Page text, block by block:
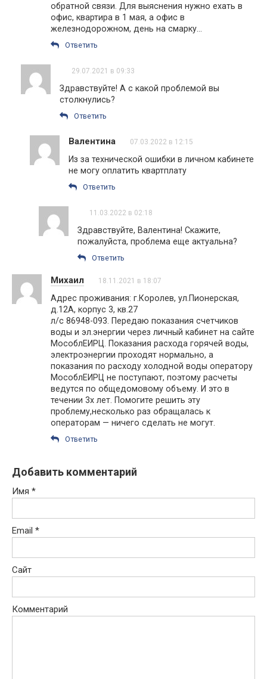
обратной связи. Для выяснения нужно ехать в
офис, квартира в 1 мая, а офис в
железнодорожном, день на смарку…
Ответить
29.07.2021 в 09:33
Здравствуйте! А с какой проблемой вы
столкнулись?
Ответить
Валентина 07.03.2022 в 12:15
Из за технической ошибки в личном кабинете
не могу оплатить квартплату
Ответить
11.03.2022 в 02:18
Здравствуйте, Валентина! Скажите,
пожалуйста, проблема еще актуальна?
Ответить
Михаил 18.11.2021 в 18:07
Адрес проживания: г.Королев, ул.Пионерская,
д.12А, корпус 3, кв.27
л/с 86948-093. Передаю показания счетчиков
воды и эл.энергии через личный кабинет на сайте
МособлЕИРЦ. Показания расхода горячей воды,
электроэнергии проходят нормально, а
показания по расходу холодной воды оператору
МособлЕИРЦ не поступают, поэтому расчеты
ведутся по общедомовому объему. И это в
течении 3х лет. Помогите решить эту
проблему,несколько раз обращалась к
операторам — ничего сделать не могут.
Ответить
Добавить комментарий
Имя *
Email *
Сайт
Комментарий